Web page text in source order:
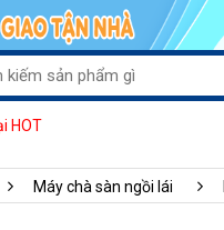
HOT
Máy chà sàn ngồi lái